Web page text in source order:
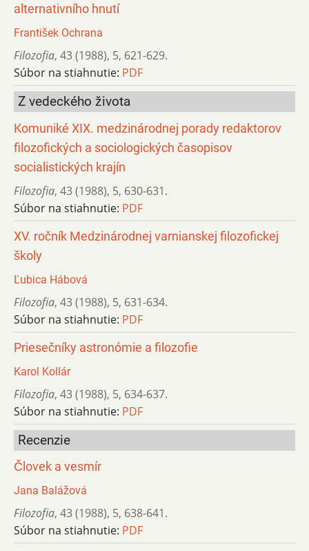
alternativního hnutí
František Ochrana
Filozofia, 43 (1988), 5, 621-629.
Súbor na stiahnutie: PDF
Z vedeckého života
Komuniké XIX. medzinárodnej porady redaktorov
filozofických a sociologických časopisov
socialistických krajín
Filozofia, 43 (1988), 5, 630-631.
Súbor na stiahnutie: PDF
XV. ročník Medzinárodnej varnianskej filozofickej
školy
Ľubica Hábová
Filozofia, 43 (1988), 5, 631-634.
Súbor na stiahnutie: PDF
Priesečníky astronómie a filozofie
Karol Kollár
Filozofia, 43 (1988), 5, 634-637.
Súbor na stiahnutie: PDF
Recenzie
Človek a vesmír
Jana Balážová
Filozofia, 43 (1988), 5, 638-641.
Súbor na stiahnutie: PDF